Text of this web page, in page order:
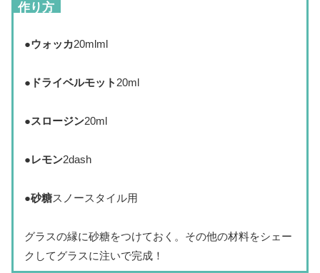
作り方
●ウォッカ20mlml
● ドライベルモット 20ml
●スロージン20ml
●レモン2dash
●砂糖スノースタイル用
グラスの縁に砂糖をつけておく。その他の材料をシェー
クしてグラスに注いで完成！